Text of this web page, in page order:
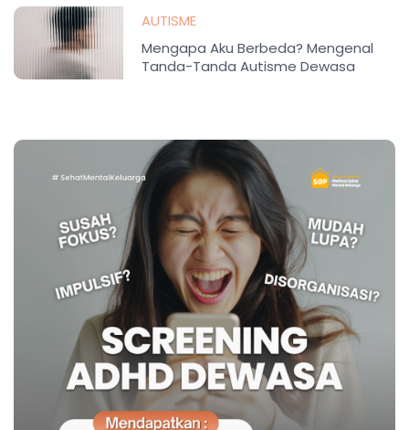
AUTISME
Mengapa Aku Berbeda? Mengenal
Tanda-Tanda Autisme Dewasa